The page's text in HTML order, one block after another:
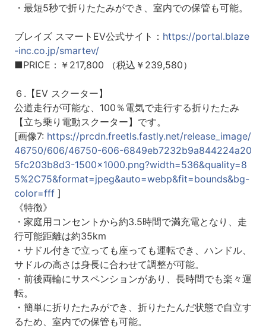
・最短5秒で折りたたみができ、室内での保管も可能。
ブレイズ スマートEV公式サイト： https://portal.blaze
-inc.co.jp/smartev/
■PRICE：￥217,800 （税込￥239,580）
６.【EV スクーター】
公道走行が可能な、100％電気で走行する折りたたみ
【立ち乗り電動スクーター】です。
[画像7: https://prcdn.freetls.fastly.net/release_image/
46750/606/46750-606-6849eb7232b9a844224a20
5fc203b8d3-1500x1000.png?width=536&quality=8
5%2C75&format=jpeg&auto=webp&fit=bounds&bg-
color=fff]
《特徴》
・家庭用コンセントから約3.5時間で満充電となり、走
行可能距離は約35km
・サドル付きで立っても座っても運転でき、ハンドル、
サドルの高さは身長に合わせて調整が可能。
・前後両輪にサスペンションがあり、長時間でも楽々運
転。
・簡単に折りたたみができ、折りたたんだ状態で自立す
るため、室内での保管も可能。